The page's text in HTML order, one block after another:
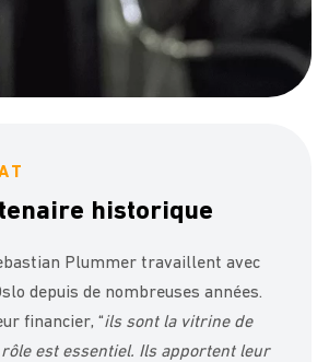
historique
Plummer travaillent avec
depuis de nombreuses années.
financier, “ils sont la vitrine de
est essentiel. Ils apportent leur